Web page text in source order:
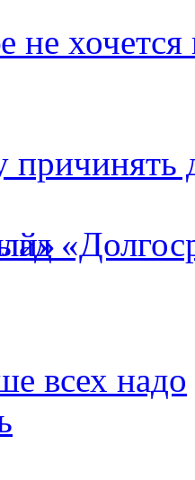
не хочется
причинять
всех надо